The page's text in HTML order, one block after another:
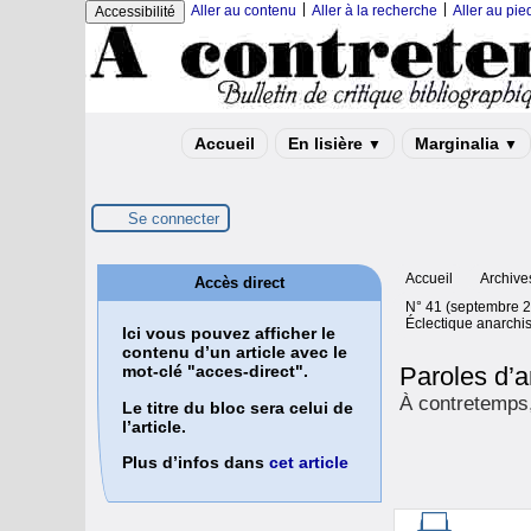
Accessibilité Aller au contenu Aller à la recherche Aller au
Accueil En lisière ▼ Marginalia ▼
Se connecter
Accueil
N° 41 (septembre
Éclectique
Paroles
À
Accès direct
Ici vous pouvez afficher le
contenu d’un article avec le
mot-clé "acces-direct".
Le titre du bloc sera celui de
l’article.
Plus d’infos dans cet article